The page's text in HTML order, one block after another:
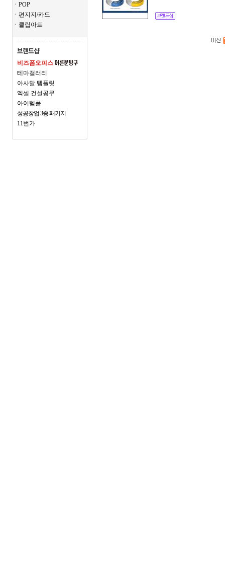
ㆍPOP
ㆍ편지지/카드
ㆍ클립아트
비즈폼오피스
테마갤러리
아사달 템플릿
엑셀 건설공무
아이템풀
성공창업 3종 패키지
11번가